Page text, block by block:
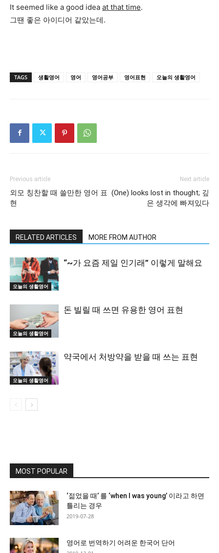
It seemed like a good idea at that time.
그땐 좋은 아이디어 같았는데.
TAGS 생활영어 영어 영어공부 영어표현 오늘의 생활영어
Previous article
외모 칭찬할 때 쓸만한 영어 표
현
Next article
(One) looks lost in thought; 깊
은 생각에 빠져있다
RELATED ARTICLES MORE FROM AUTHOR
오늘의 생활영어
“~가 요즘 제일 인기래” 이렇게 말해요
오늘의 생활영어
돈 빌릴 때 쓰면 유용한 영어 표현
오늘의 생활영어
약국에서 처방약을 받을 때 쓰는 표현
MOST POPULAR
‘젊었을 때’ 를 ‘when I was young’ 이라고 하면
틀리는 경우
2019-07-28
영어로 번역하기 어려운 한국어 단어